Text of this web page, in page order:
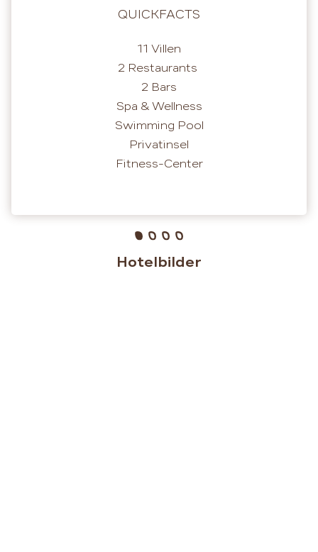
QUICKFACTS
11 Villen
2 Restaurants
2 Bars
Spa & Wellness
Swimming Pool
Privatinsel
Fitness-Center
Hotelbilder